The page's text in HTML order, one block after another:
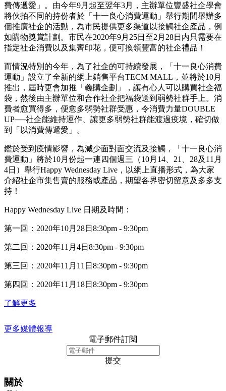
費傳遞愛」。由今年9月起至翌年3月，主辦單位豐盛社企學會
將伙拍不同的持份者於「十一良心消費運動」舉行期間舉辦多
個推廣社企的活動，為市民提供更多渠道以接觸社企產品，例
如購物獎賞計劃。市民在2020年9月25日至2月28日内只需要在
指定社企消費以及集齊印花，便可換領豐富的社企禮品！
而情況特別的今年，為了社企的可持續發展，「十一良心消費
運動」設立了全新的網上銷售平台TECM MALL，並將於10月
推出，屆時更會加推「義購企劃」，讓有心人可以購買社企福
袋，然後由主辦單位和合作社企把福袋送到弱勢社群手上。消
費者愈買得多，便愈多弱勢社群受惠，令消費力量DOUBLE
UP──社企能維持運作、讓更多弱勢社群能渡過疫境，確切做
到「以消費傳遞愛」。
鑑於受到疫情影響，為減少面對面交流及接觸，「十一良心消
費運動」將於10月份起一連四個週三（10月14、21、28及11月
4日）舉行Happy Wednesday Live，以網上直播形式，為大家
介紹社企市集售賣的服務或產品，期望各界密切留意及多多支
持！
Happy Wednesday Live 日期及時間：
第一回：2020年10月28日8:30pm - 9:30pm
第二回：2020年11月4日8:30pm - 9:30pm
第三回：2020年11月11日8:30pm - 9:30pm
第四回：2020年11月18日8:30pm - 9:30pm
了解更多
更多媒體報導
電子郵件訂閱
提交
關於